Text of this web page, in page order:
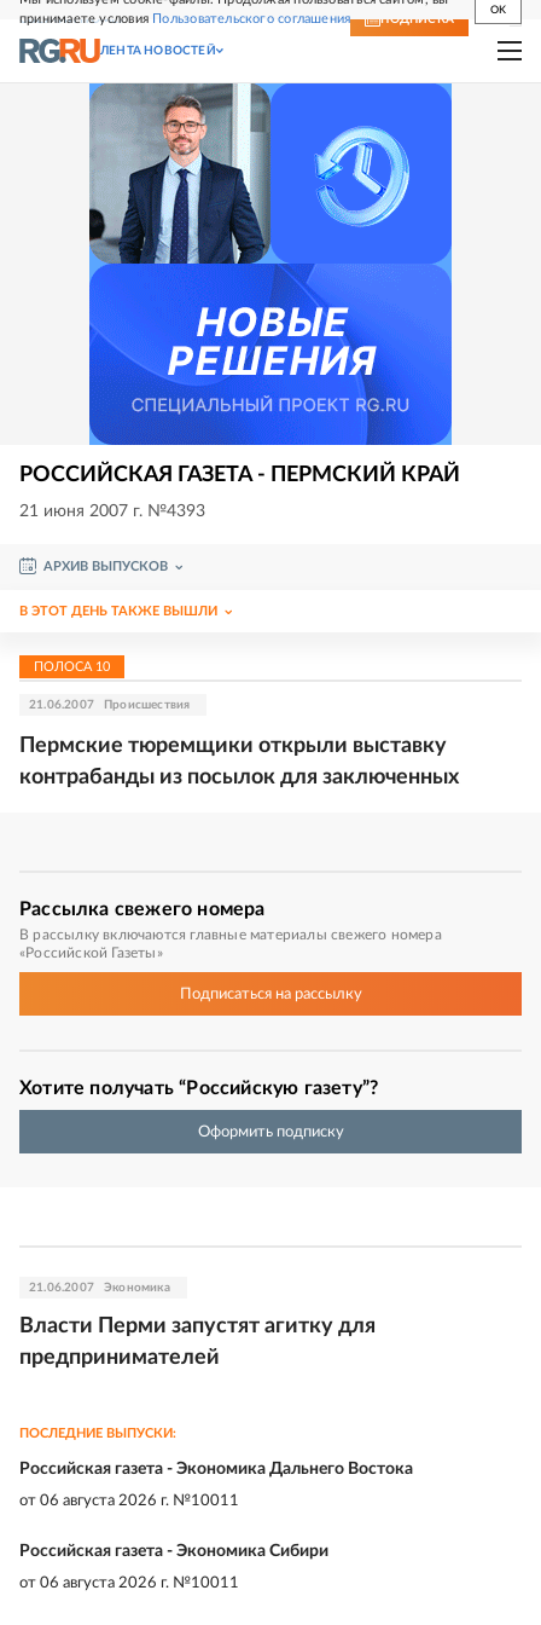
принимаете условия Пользовательского соглашения
OK
СВЕЖИЙ НОМЕР ПОДПИСКА
ЛЕНТА НОВОСТЕЙ
РОССИЙСКАЯ ГАЗЕТА - ПЕРМСКИЙ КРАЙ
21 июня 2007 г. №4393
АРХИВ ВЫПУСКОВ
В ЭТОТ ДЕНЬ ТАКЖЕ ВЫШЛИ
ПОЛОСА 10
21.06.2007 Происшествия
Пермские тюремщики открыли выставку
контрабанды из посылок для заключенных
Рассылка свежего номера
В рассылку включаются главные материалы свежего номера
«Российской Газеты»
Подписатьсяна рассылку
Хотите получать “Российскую газету”?
Оформить подписку
21.06.2007 Экономика
Власти Перми запустят агитку для
предпринимателей
ПОСЛЕДНИЕ ВЫПУСКИ:
Российская газета - Экономика Дальнего Востока
от 06 августа 2026 г. №10011
Российская газета - Экономика Сибири
от 06 августа 2026 г. №10011